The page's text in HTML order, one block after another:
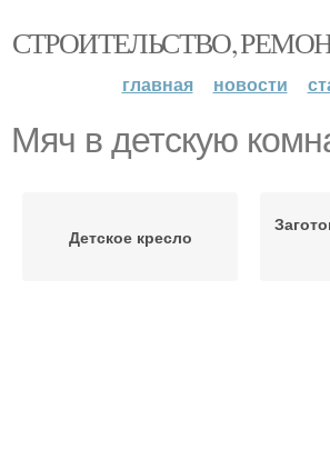
СТРОИТЕЛЬСТВО,
главная новости
Мяч в детскую
Детское кресло